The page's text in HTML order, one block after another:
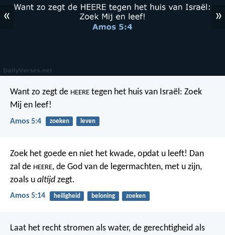
« »
Want zo zegt de HEERE tegen het huis van Israël: Zoek
Mij en leef!
Amos 5:4 zoeken leven
Zoek het goede en niet het kwade, opdat u leeft! Dan
zal de HEERE, de God van de legermachten, met u zijn,
zoals u altijd zegt.
Amos 5:14 heiligheid beloning zoeken
Laat het recht stromen als water, de gerechtigheid als